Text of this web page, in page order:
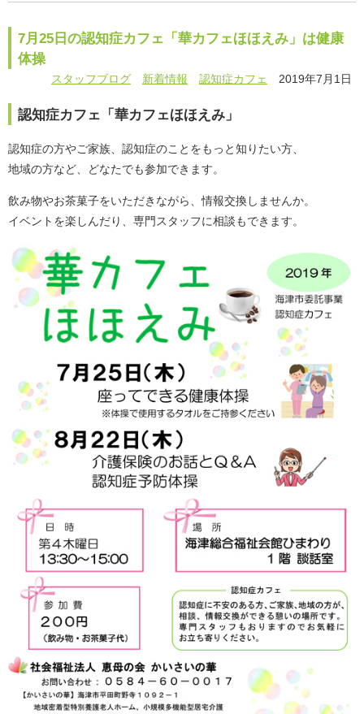
7月25日の認知症カフェ「華カフェほほえみ」は健康
体操
スタッフブログ 新着情報 認知症カフェ 2019年7月1日
認知症カフェ「華カフェほほえみ」
認知症の方やご家族、認知症のことをもっと知りたい方、
地域の方など、どなたでも参加できます。
飲み物やお茶菓子をいただきながら、情報交換しませんか。
イベントを楽しんだり、専門スタッフに相談もできます。